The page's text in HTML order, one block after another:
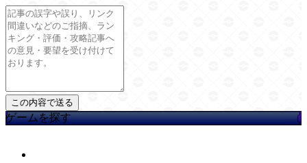
ゲームを探す